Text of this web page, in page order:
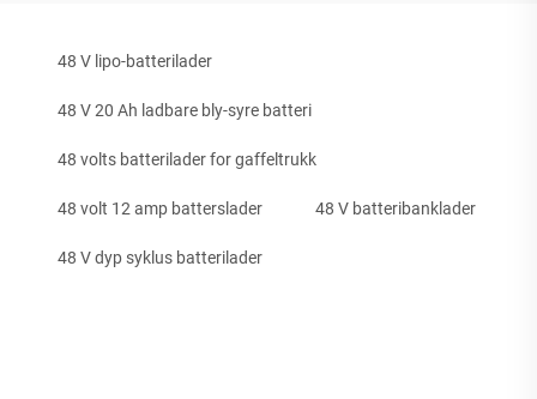
48 V lipo-batterilader
48 V 20 Ah ladbare bly-syre batteri
48 volts batterilader for gaffeltrukk
48 volt 12 amp batterslader 48 V batteribanklader
48 V dyp syklus batterilader